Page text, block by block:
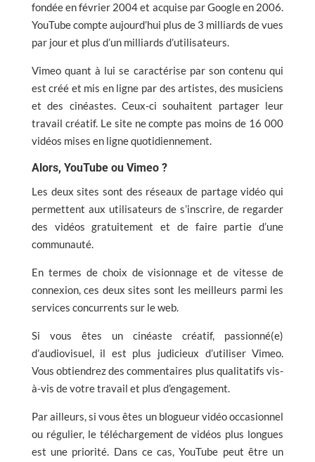
fondée en février 2004 et acquise par Google en 2006.
YouTube compte aujourd’hui plus de 3 milliards de vues
par jour et plus d’un milliards d’utilisateurs.
Vimeo quant à lui se caractérise par son contenu qui
est créé et mis en ligne par des artistes, des musiciens
et des cinéastes. Ceux-ci souhaitent partager leur
travail créatif. Le site ne compte pas moins de 16 000
vidéos mises en ligne quotidiennement.
Alors, YouTube ou Vimeo ?
Les deux sites sont des réseaux de partage vidéo qui
permettent aux utilisateurs de s’inscrire, de regarder
des vidéos gratuitement et de faire partie d’une
communauté.
En termes de choix de visionnage et de vitesse de
connexion, ces deux sites sont les meilleurs parmi les
services concurrents sur le web.
Si vous êtes un cinéaste créatif, passionné(e)
d’audiovisuel, il est plus judicieux d’utiliser Vimeo.
Vous obtiendrez des commentaires plus qualitatifs vis-
à-vis de votre travail et plus d’engagement.
Par ailleurs, si vous êtes un blogueur vidéo occasionnel
ou régulier, le téléchargement de vidéos plus longues
est une priorité. Dans ce cas, YouTube peut être un